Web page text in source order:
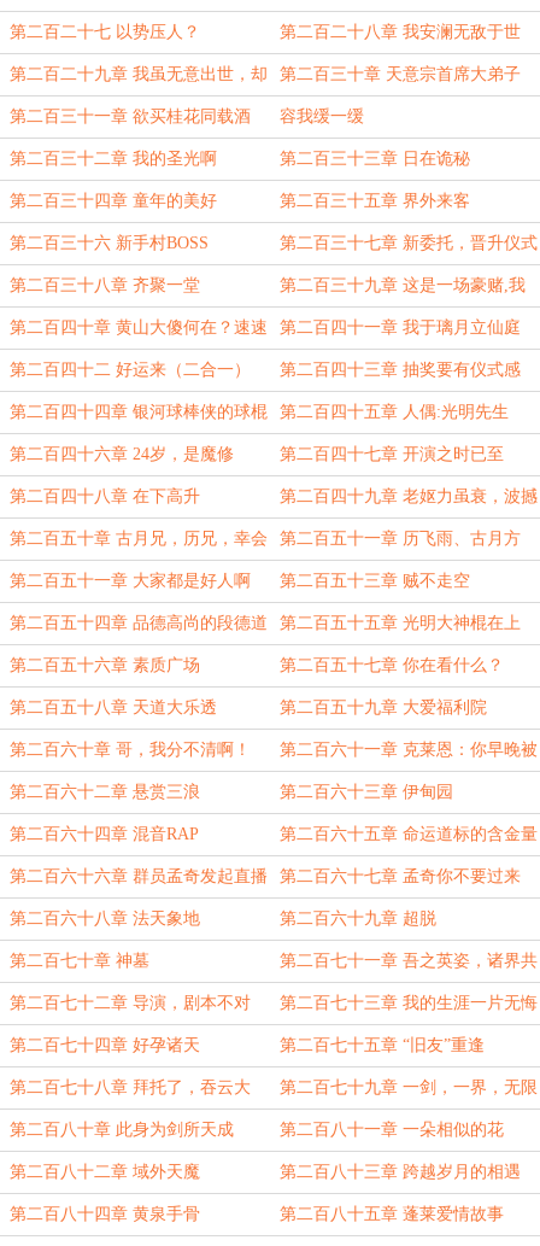
失
第二百二十七 以势压人？ 第二百二十八章 我安澜无敌于世
间！
第二百二十九章 我虽无意出世，却
知修士苦楚
第二百三十章 天意宗首席大弟子
第二百三十一章 欲买桂花同载酒 容我缓一缓
第二百三十二章 我的圣光啊 第二百三十三章 日在诡秘
第二百三十四章 童年的美好 第二百三十五章 界外来客
第二百三十六 新手村BOSS 第二百三十七章 新委托，晋升仪式
第二百三十八章 齐聚一堂 第二百三十九章 这是一场豪赌,我
的朋友 （第一更）
第二百四十章 黄山大傻何在？速速
出来迎接！（第二更）
第二百四十一章 我于璃月立仙庭
第二百四十二 好运来（二合一） 第二百四十三章 抽奖要有仪式感
第二百四十四章 银河球棒侠的球棍
（5900字，请刷新）
第二百四十五章 人偶:光明先生
第二百四十六章 24岁，是魔修 第二百四十七章 开演之时已至
第二百四十八章 在下高升 第二百四十九章 老妪力虽衰，波撼
岳阳城
第二百五十章 古月兄，历兄，幸会
幸会。
第二百五十一章 历飞雨、古月方
源、阿蒙向您发出组队申请
第二百五十一章 大家都是好人啊 第二百五十三章 贼不走空
第二百五十四章 品德高尚的段德道
长加入队伍
第二百五十五章 光明大神棍在上
第二百五十六章 素质广场 第二百五十七章 你在看什么？
第二百五十八章 天道大乐透 第二百五十九章 大爱福利院
第二百六十章 哥，我分不清啊！ 第二百六十一章 克莱恩：你早晚被
追着收版权费
第二百六十二章 悬赏三浪 第二百六十三章 伊甸园
第二百六十四章 混音RAP 第二百六十五章 命运道标的含金量
（新人入群）
第二百六十六章 群员孟奇发起直播 第二百六十七章 孟奇你不要过来
啊！
第二百六十八章 法天象地 第二百六十九章 超脱
第二百七十章 神墓 第二百七十一章 吾之英姿，诸界共
赏
第二百七十二章 导演，剧本不对
啊？！
第二百七十三章 我的生涯一片无悔
第二百七十四章 好孕诸天 第二百七十五章 “旧友”重逢
第二百七十八章 拜托了，吞云大
师！
第二百七十九章 一剑，一界，无限
剑制
第二百八十章 此身为剑所天成 第二百八十一章 一朵相似的花
第二百八十二章 域外天魔 第二百八十三章 跨越岁月的相遇
（补）
第二百八十四章 黄泉手骨 第二百八十五章 蓬莱爱情故事